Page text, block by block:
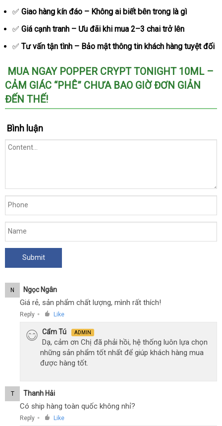
loại
mạnh
nhất
khoái
tức
thì
✅ Giao hàng kín đáo – Không ai biết bên trong là gì
✅ Giá cạnh tranh – Ưu đãi khi mua 2–3 chai trở lên
✅ Tư vấn tận tình – Bảo mật thông tin khách hàng nội
tuyệt đối
MUA NGAY POPPER CRYPT TONIGHT 10ML –
CẢM GIÁC “PHÊ” CHƯA BAO GIỜ ĐƠN GIẢN
ĐẾN THẾ!
Bình luận
N Ngọc Ngân
Giá rẻ, sản phẩm chất lượng, mình rất thích!
Reply ● Like
Cẩm Tú ADMIN
Dạ, cảm ơn Chị đã phải hồi, hệ thống luôn lựa chọn
những sản phẩm tốt nhất để giúp khách hàng mua
được hàng tốt.
T Thanh Hải
Có ship hàng toàn quốc không nhỉ?
Reply ● Like